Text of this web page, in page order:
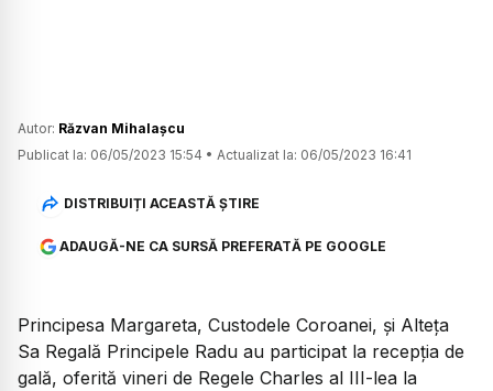
Autor: Răzvan Mihalașcu
Publicat la: 06/05/2023 15:54 • Actualizat la: 06/05/2023 16:41
DISTRIBUIȚI ACEASTĂ ȘTIRE
ADAUGĂ-NE CA SURSĂ PREFERATĂ PE GOOGLE
Principesa Margareta, Custodele Coroanei, și Alteța
Sa Regală Principele Radu au participat la recepția de
gală, oferită vineri de Regele Charles al III-lea la